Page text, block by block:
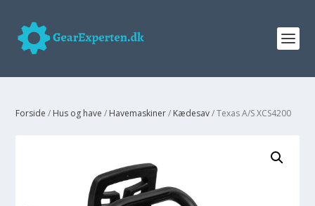
Forside / Hus og have / Havemaskiner/ Kædesav/ Texas A/S XCS4200